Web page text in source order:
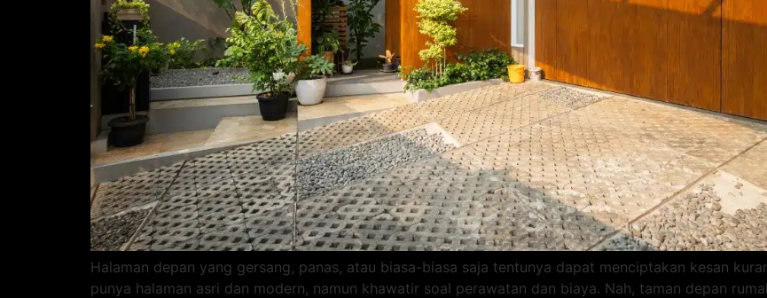
Halaman depan yang gersang, panas, atau biasa-biasa saja tentunya dapat menciptakan kesan
punya halaman asri dan modern, namun khawatir soal perawatan dan biaya. Nah, taman depan